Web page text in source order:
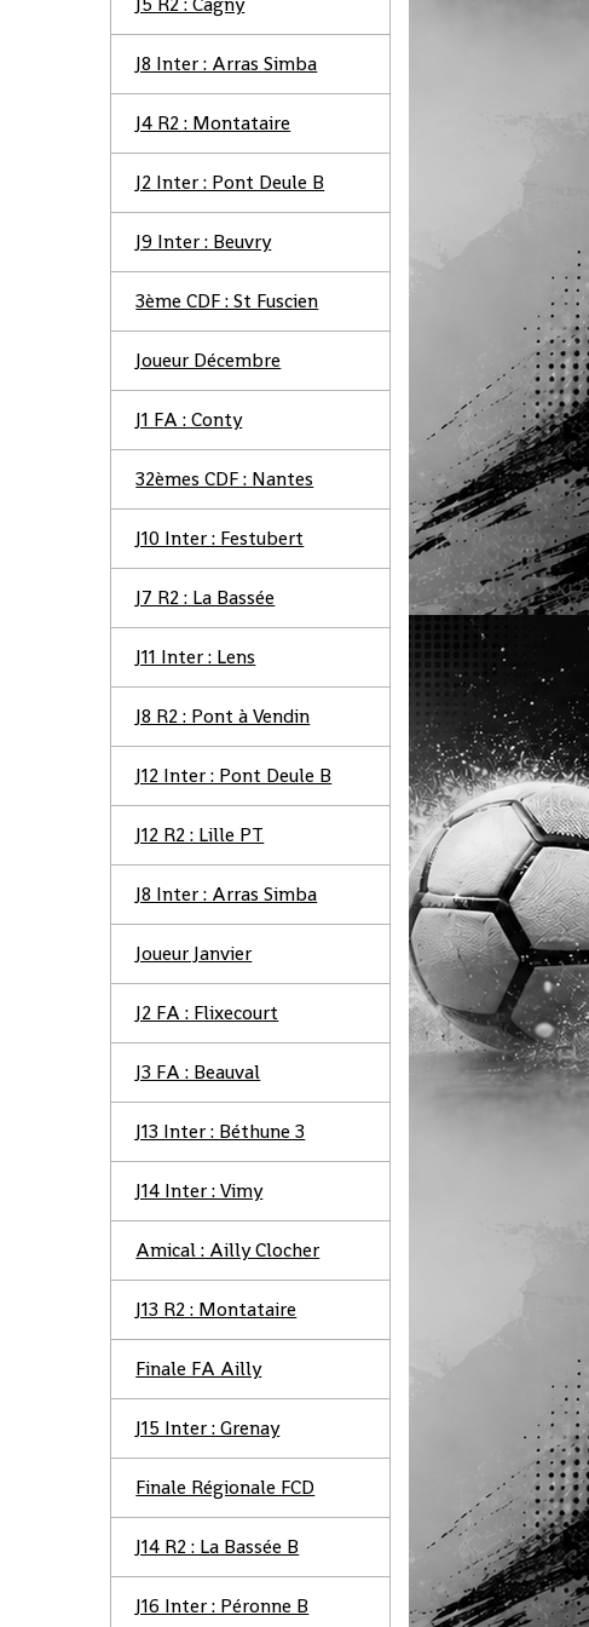
J8 Inter : Arras Simba
J4 R2 : Montataire
J2 Inter : Pont Deule B
J9 Inter : Beuvry
3ème CDF : St Fuscien
Joueur Décembre
J1 FA : Conty
32èmes CDF : Nantes
J10 Inter : Festubert
J7 R2 : La Bassée
J11 Inter : Lens
J8 R2 : Pont à Vendin
J12 Inter : Pont Deule B
J12 R2 : Lille PT
J8 Inter : Arras Simba
Joueur Janvier
J2 FA : Flixecourt
J3 FA : Beauval
J13 Inter : Béthune 3
J14 Inter : Vimy
Amical : Ailly Clocher
J13 R2 : Montataire
Finale FA Ailly
J15 Inter : Grenay
Finale Régionale FCD
J14 R2 : La Bassée B
J16 Inter : Péronne B